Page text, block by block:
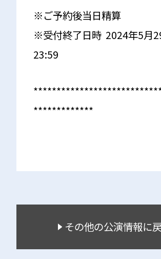
※ご予約後当日精算
※受付終了日時 2024年5月
23:59
*************
その他の公演情報に